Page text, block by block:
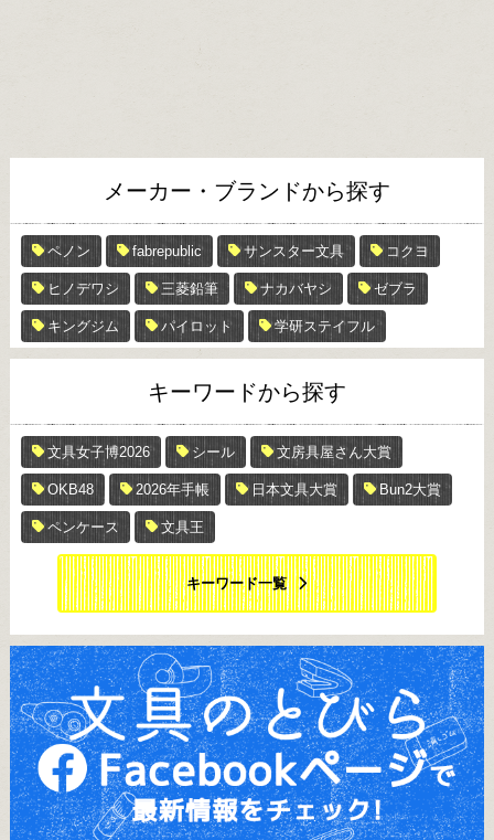
メーカー・ブランドから探す
ペノン fabrepublic サンスター文具 コクヨ
ヒノデワシ 三菱鉛筆 ナカバヤシ ゼブラ
キングジム パイロット 学研ステイフル
キーワードから探す
文具女子博2026 シール 文房具屋さん大賞
OKB48 2026年手帳 日本文具大賞 Bun2大賞
ペンケース 文具王
キーワード一覧